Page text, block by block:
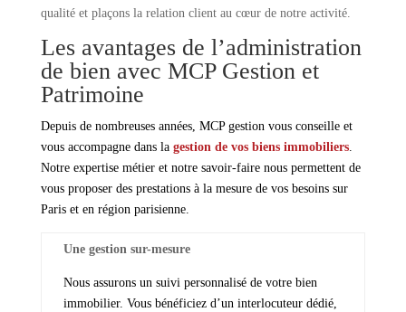
qualité et plaçons la relation client au cœur de notre activité.
Les avantages de l’administration
de bien avec MCP Gestion et
Patrimoine
Depuis de nombreuses années, MCP gestion vous conseille et
vous accompagne dans la gestion de vos biens immobiliers.
Notre expertise métier et notre savoir-faire nous permettent de
vous proposer des prestations à la mesure de vos besoins sur
Paris et en région parisienne.
Une gestion sur-mesure
Nous assurons un suivi personnalisé de votre bien
immobilier. Vous bénéficiez d’un interlocuteur dédié,